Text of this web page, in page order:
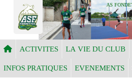
AS
ACTIVITES LA VIE DU CLUB
INFOS PRATIQUES EVENEMENTS
Panneau de gestion des cookies